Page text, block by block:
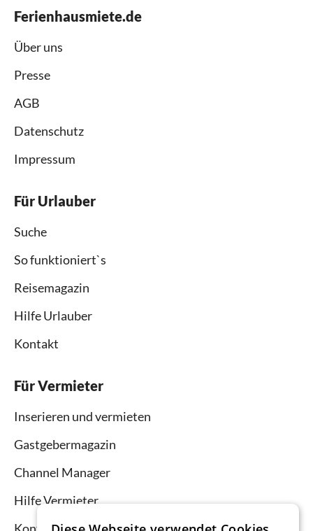
Ferienhausmiete.de
Über uns
Presse
AGB
Datenschutz
Impressum
Für Urlauber
Suche
So funktioniert`s
Reisemagazin
Hilfe Urlauber
Kontakt
Für Vermieter
Inserieren und vermieten
Gastgebermagazin
Channel Manager
Hilfe Vermieter